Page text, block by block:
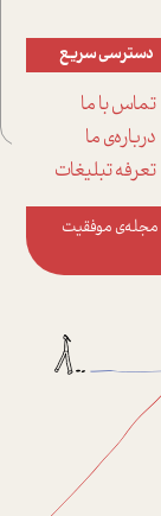
دسترسی سریع
تماس با ما
درباره‌ی ما
تعرفه تبلیغات
مجله‌ی موفقیت